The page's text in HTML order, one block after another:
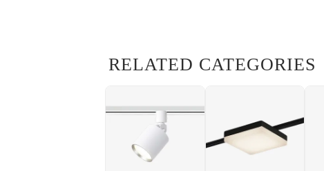
RELATED CATEGORIES